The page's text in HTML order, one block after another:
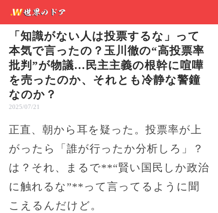
「知識がない人は投票するな」って
本気で言ったの？玉川徹の“高投票率
批判”が物議…民主主義の根幹に喧嘩
を売ったのか、それとも冷静な警鐘
なのか？
2025/07/21
正直、朝から耳を疑った。投票率が上
がったら「誰が行ったか分析しろ」？
は？それ、まるで**“賢い国民しか政治
に触れるな”**って言ってるように聞
こえるんだけど。